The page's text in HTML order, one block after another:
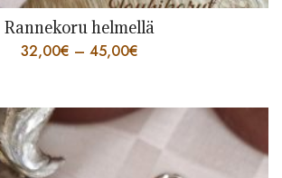
Rannekoru helmellä
32,00€ – 45,00€